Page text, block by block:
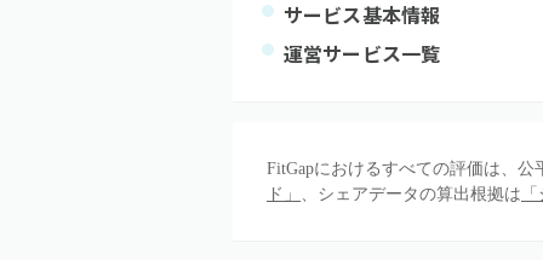
サービス基本情報
運営サービス一覧
FitGapにおけるすべての評価は、
ド」 、シェアデータの算出根拠は